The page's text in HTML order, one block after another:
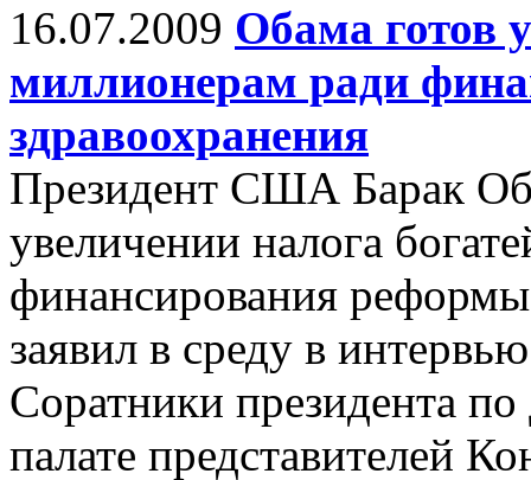
16.07.2009 Обама готов
миллионерам ради
здравоохранения
Президент США Барак
увеличении налога
финансирования
заявил в среду в
Соратники президента
палате представителей